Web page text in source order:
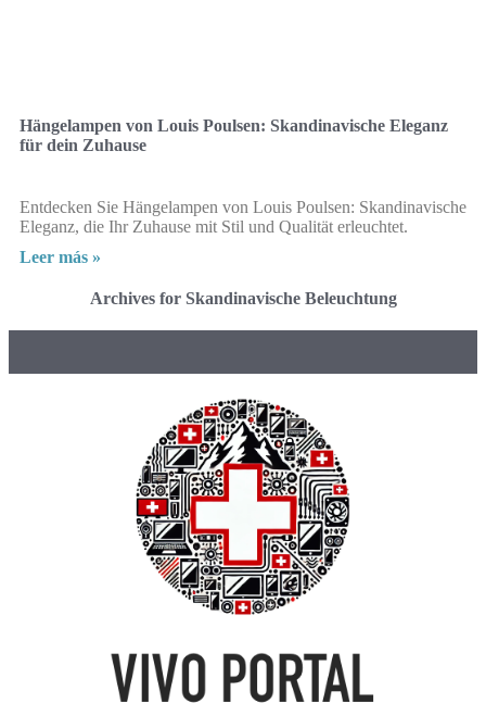
Hängelampen von Louis Poulsen: Skandinavische Eleganz
für dein Zuhause
Entdecken Sie Hängelampen von Louis Poulsen: Skandinavische
Eleganz, die Ihr Zuhause mit Stil und Qualität erleuchtet.
Leer más »
Archives for Skandinavische Beleuchtung